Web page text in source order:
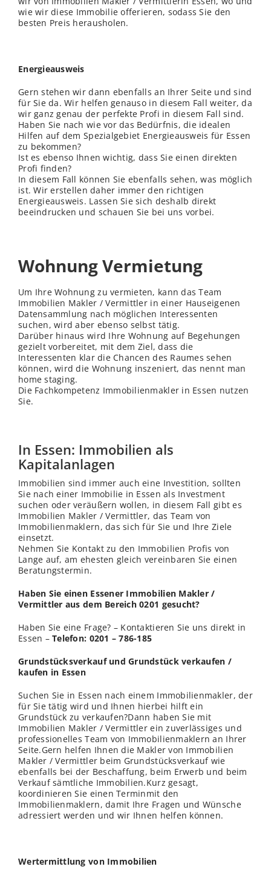
wie wir diese Immobilie offerieren, sodass Sie den
besten Preis herausholen.
Energieausweis
Gern stehen wir dann ebenfalls an Ihrer Seite und sind
für Sie da. Wir helfen genauso in diesem Fall weiter, da
wir ganz genau der perfekte Profi in diesem Fall sind.
Haben Sie nach wie vor das Bedürfnis, die idealen
Hilfen auf dem Spezialgebiet Energieausweis für Essen
zu bekommen?
Ist es ebenso Ihnen wichtig, dass Sie einen direkten
Profi finden?
In diesem Fall können Sie ebenfalls sehen, was möglich
ist. Wir erstellen daher immer den richtigen
Energieausweis. Lassen Sie sich deshalb direkt
beeindrucken und schauen Sie bei uns vorbei.
Wohnung Vermietung
Um Ihre Wohnung zu vermieten, kann das Team
Immobilien Makler / Vermittler in einer Hauseigenen
Datensammlung nach möglichen Interessenten
suchen, wird aber ebenso selbst tätig.
Darüber hinaus wird Ihre Wohnung auf Begehungen
gezielt vorbereitet, mit dem Ziel, dass die
Interessenten klar die Chancen des Raumes sehen
können, wird die Wohnung inszeniert, das nennt man
home staging.
Die Fachkompetenz Immobilienmakler in Essen nutzen
Sie.
In Essen: Immobilien als
Kapitalanlagen
Immobilien sind immer auch eine Investition, sollten
Sie nach einer Immobilie in Essen als Investment
suchen oder veräußern wollen, in diesem Fall gibt es
Immobilien Makler / Vermittler, das Team von
Immobilienmaklern, das sich für Sie und Ihre Ziele
einsetzt.
Nehmen Sie Kontakt zu den Immobilien Profis von
Lange auf, am ehesten gleich vereinbaren Sie einen
Beratungstermin.
Haben Sie einen Essener Immobilien Makler /
Vermittler aus dem Bereich 0201 gesucht?
Haben Sie eine Frage? – Kontaktieren Sie uns direkt in
Essen –Telefon: 0201 – 786-185
Grundstücksverkauf und Grundstück verkaufen /
kaufen in Essen
Suchen Sie in Essen nach einem Immobilienmakler, der
für Sie tätig wird und Ihnen hierbei hilft ein
Grundstück zu verkaufen?Dann haben Sie mit
Immobilien Makler / Vermittler ein zuverlässiges und
professionelles Team von Immobilienmaklern an Ihrer
Seite.Gern helfen Ihnen die Makler von Immobilien
Makler / Vermittler beim Grundstücksverkauf wie
ebenfalls bei der Beschaffung, beim Erwerb und beim
Verkauf sämtliche Immobilien.Kurz gesagt,
koordinieren Sie einen Terminmit den
Immobilienmaklern, damit Ihre Fragen und Wünsche
adressiert werden und wir Ihnen helfen können.
Wertermittlung von Immobilien